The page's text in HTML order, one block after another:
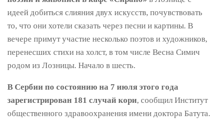
идеей добиться слияния двух искусств, почувствовать
то, что они хотели сказать через песни и картины. В
вечере примут участие несколько поэтов и художников,
перенесших стихи на холст, в том числе Весна Симич
родом из Лозницы. Начало в шесть.
В Сербии по состоянию на 7 июля этого года
зарегистрирован 181 случай кори, сообщил Институт
общественного здравоохранения имени доктора Батута.